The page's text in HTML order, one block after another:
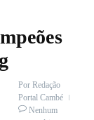
Por Redação
Portal Cambé
Nenhum